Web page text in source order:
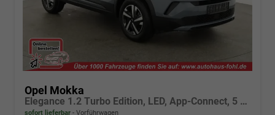
Opel Mokka
Elegance 1.2 Turbo Edition, LED, App-Connect, 5 J.-Garantie
sofort lieferbar Vorführwagen